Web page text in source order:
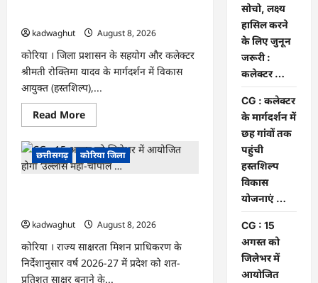
करने
के
लिए
जुनून
जरूरी
कलेक्टर
…
kadwaghut
August 8, 2026
कोरिया । जिला प्रशासन के सहयोग और कलेक्टर
श्रीमती रोक्तिमा यादव के मार्गदर्शन में विकास
आयुक्त (हस्तशिल्प),...
Read MoreRead
more
:
कलेक्टर
के
तक
पहुंची
हस्तशिल्प
विकास
योजनाएं
…
छत्तीसगढ़ कोरिया जिला
kadwaghut
August 8, 2026
कोरिया । राज्य साक्षरता मिशन प्राधिकरण के
निर्देशानुसार वर्ष 2026-27 में प्रदेश को शत-
प्रतिशत साक्षर बनाने के...
सोचो, लक्ष्य
हासिल करने
के लिए जुनून
जरूरी :
कलेक्टर …
CG : कलेक्टर
के मार्गदर्शन में
छह गांवों तक
पहुंची
हस्तशिल्प
विकास
योजनाएं …
CG : 15
अगस्त को
जिलेभर में
आयोजित